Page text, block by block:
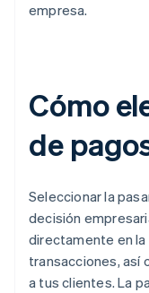
empresa.
Cómo
de
Seleccionar la
decisión
directamente en
transacciones, así
a tus clientes. La